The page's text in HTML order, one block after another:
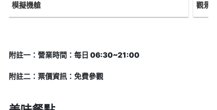
模擬機艙 觀景
附註一：營業時間：每日 06:30~21:00
附註二：票價資訊：免費參觀